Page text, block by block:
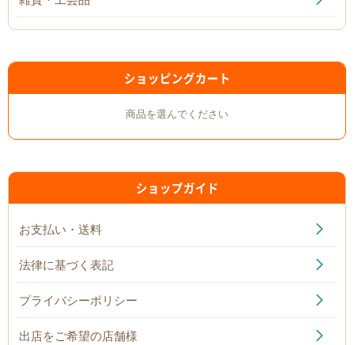
ショッピングカート
商品を選んでください
ショップガイド
お支払い・送料
法律に基づく表記
プライバシーポリシー
出店をご希望の店舗様